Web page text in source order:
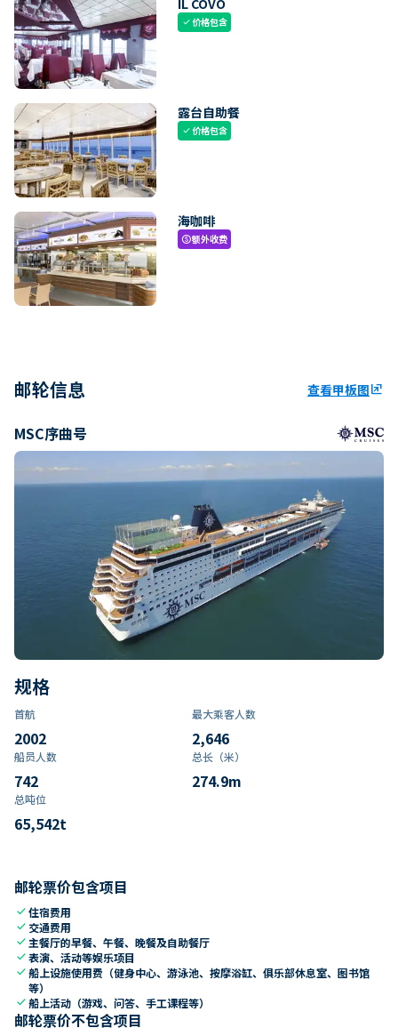
check价格包含
露台自助餐
check价格包含
海咖啡
paid额外收费
邮轮信息 查看甲板图ungroup
MSC序曲号
规格
首航
2002
最大乘客人数
2,646
船员人数
742
总长（米）
274.9m
总吨位
65,542t
邮轮票价包含项目
check住宿费用
check 交通费用
check 主餐厅的早餐、午餐、晚餐及自助餐厅
check表演、活动等娱乐项目
check船上设施使用费（健身中心、游泳池、按摩浴缸、俱乐部休息室、图书馆
等）
check船上活动（游戏、问答、手工课程等）
邮轮票价不包含项目